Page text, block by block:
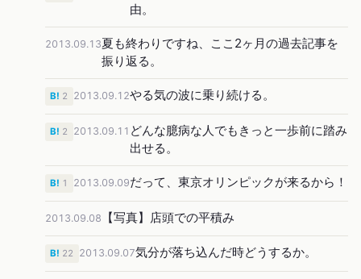
由。
2013.09.13夏も終わりですね、ここ2ヶ月の過去記事を
振り返る。
2013.09.12やる気の波に乗り続ける。
B! 2
2013.09.11 どんな臆病な人でもきっと一歩前に踏み
出せる。
B! 2
2013.09.09だって、東京オリンピックが来るから！
B! 1
2013.09.08 【写真】店頭での平積み
2013.09.07気分が落ち込んだ時どうするか。
B! 22